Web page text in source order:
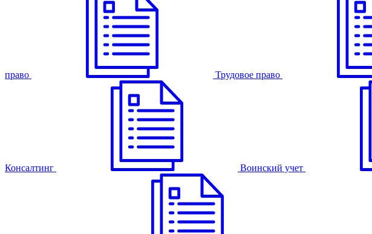
право Трудовое право
Консалтинг Воинский учет